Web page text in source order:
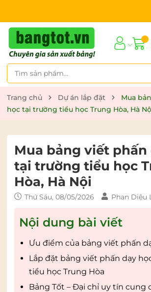
Trang chủ Dự án lắp đặt
Mua
học tại trường tiểu học Trung Hòa, Hà
Mua bảng viết phấn
tại trường tiểu học
Hòa, Hà Nội
Thứ Sáu, 08/05/2026 Phan Diệu
Nội dung bài viết
Ưu điểm của bảng viết phấn
Lắp đặt bảng viết phấn dạy
tiểu học Trung Hòa
Bảng Tốt – Đại chỉ uy tín cung